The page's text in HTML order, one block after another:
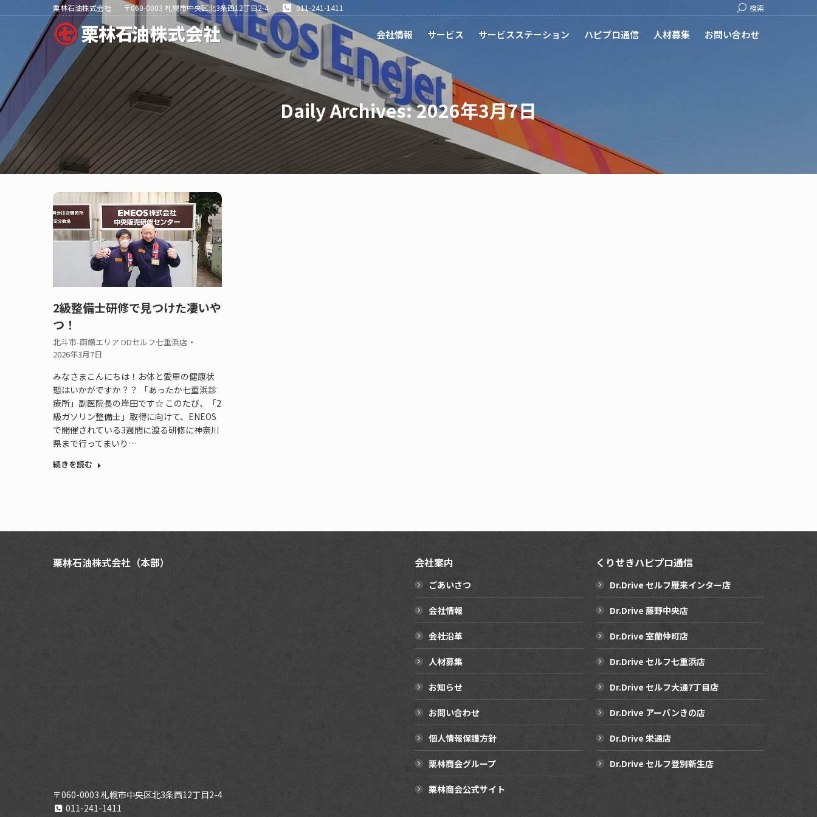
栗林石油株式会社 〒060-0003 札幌市中央区北3条西12丁目2-4 011-241-1411 Search:
検索
会社情報 サービス サービスステーション ハピプロ通信 人材募集 お問い合わせ
Daily Archives:2026年3月7日
2級整備士研修で見つけた凄いや
つ！
北斗市-函館エリア DDセルフ七重浜店
2026年3月7日
みなさまこんにちは！お体と愛車の健康状
態はいかがですか？？ 「あったか七重浜診
療所」副医院長の岸田です☆ このたび、「2
級ガソリン整備士」取得に向けて、ENEOS
で開催されている3週間に渡る研修に神奈川
県まで行ってまいり…
続きを読む
栗林石油株式会社（本部）
〒060-0003 札幌市中央区北3条西12丁目2-4
011-241-1411
会社案内
ごあいさつ
会社情報
会社沿革
人材募集
お知らせ
お問い合わせ
個人情報保護方針
栗林商会グループ
栗林商会公式サイト
くりせきハピプロ通信
Dr.Drive セルフ雁来インター店
Dr.Drive 藤野中央店
Dr.Drive 室蘭仲町店
Dr.Drive セルフ七重浜店
Dr.Drive セルフ大通7丁目店
Dr.Drive アーバンきの店
Dr.Drive 栄通店
Dr.Drive セルフ登別新生店